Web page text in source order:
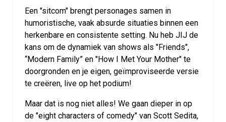
Een "sitcom" brengt personages samen in
humoristische, vaak absurde situaties binnen een
herkenbare en consistente setting. Nu heb JIJ de
kans om de dynamiek van shows als "Friends",
“Modern Family” en "How I Met Your Mother" te
doorgronden en je eigen, geïmproviseerde versie
te creëren, live op het podium!
Maar dat is nog niet alles! We gaan dieper in op
de "eight characters of comedy" van Scott Sedita,